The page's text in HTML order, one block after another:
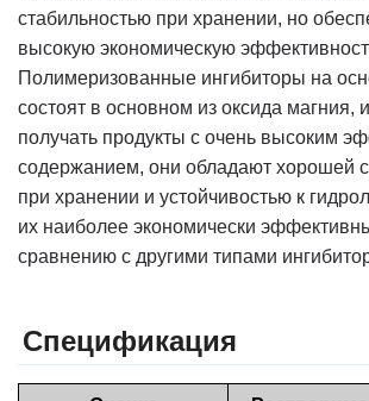
стабильностью при хранении, но
высокую экономическую
Полимеризованные ингибиторы на
состоят в основном из оксида магния,
получать продукты с очень высоким
содержанием, они обладают хорошей
при хранении и устойчивостью к
их наиболее экономически
сравнению с другими типами
Спецификация